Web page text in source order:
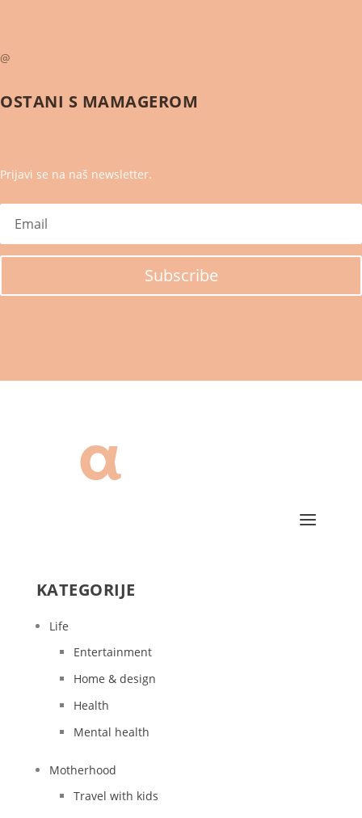
@
OSTANI S MAMAGEROM
Prijavi se na naš newsletter.
Subscribe
KATEGORIJE
Life
Entertainment
Home & design
Health
Mental health
Motherhood
Travel with kids